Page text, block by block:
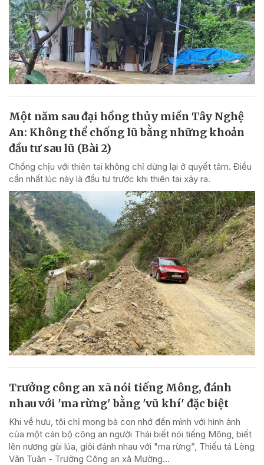
Một năm sau đại hồng thủy miền Tây Nghệ
An: Không thể chống lũ bằng những khoản
đầu tư sau lũ (Bài 2)
Chống chịu với thiên tai không chỉ dừng lại ở quyết tâm. Điều
cần nhất lúc này là đầu tư trước khi thiên tai xảy ra.
Trưởng công an xã nói tiếng Mông, đánh
nhau với 'ma rừng' bằng 'vũ khí' đặc biệt
Khi về hưu, tôi chỉ mong bà con nhớ đến mình với hình ảnh
của một cán bộ công an người Thái biết nói tiếng Mông, biết
lên nương gùi lúa, giỏi đánh nhau với "ma rừng”, Thiếu tá Lèng
Văn Tuân - Trưởng Công an xã Mường...